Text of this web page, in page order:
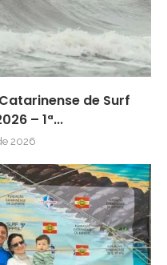
de Surf
– 1ª...
2026